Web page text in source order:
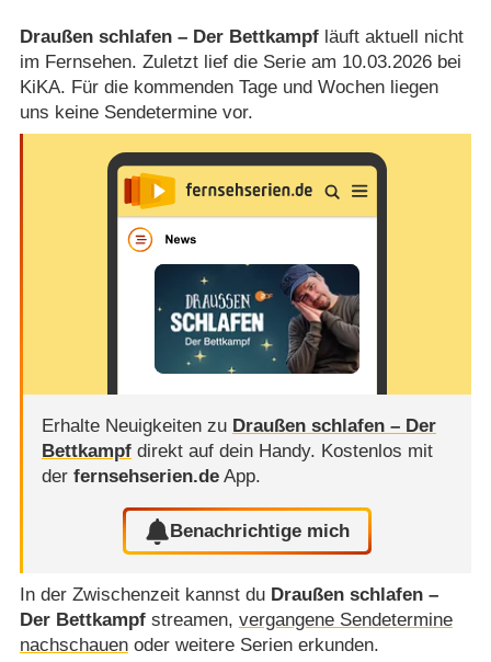
Draußen schlafen – Der Bettkampfläuft aktuell nicht
im Fernsehen. Zuletzt lief die Serie am 10.03.2026 bei
KiKA. Für die kommenden Tage und Wochen liegen
uns keine Sendetermine vor.
Erhalte Neuigkeiten zu Draußen schlafen – Der
Bettkampfdirekt auf dein Handy. Kostenlos mit
der fernsehserien.deApp.
Benachrichtige mich
In der Zwischenzeit kannst du Draußen schlafen –
Der Bettkampfstreamen, vergangene Sendetermine
nachschauenoder weitere Serien erkunden.